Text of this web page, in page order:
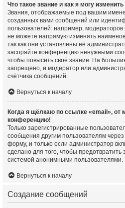
Что такое звание и как я могу изменить
Звания, отображаемые под вашим
созданных вами сообщений или
пользователей: например,
не можете напрямую изменять
так как они установлены её
засоряйте конференцию ненужными
чтобы повысить своё звание. На
запрещено, и модератор или
счётчика сообщений.
Вернуться к началу
Когда я щёлкаю по ссылке «email», от
конференцию!
Только зарегистрированные
сообщения другим пользователям
форму, и только если администратор
сделано для того, чтобы предотвратить
системой анонимными пользователями.
Вернуться к началу
Создание сообщений